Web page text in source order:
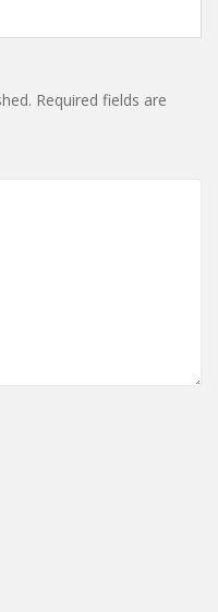
Required fields are